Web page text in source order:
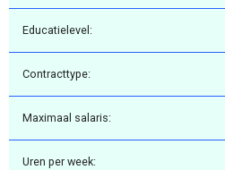
Educatielevel:
Contracttype:
Maximaal salaris:
Uren per week: